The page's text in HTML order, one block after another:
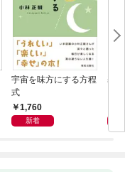
宇宙を味方にする方程
式
1,760
新着
基